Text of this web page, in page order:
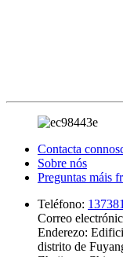
Contacta
Sobre nós
Preguntas máis
Teléfono:
Correo
Enderezo:
distrito de